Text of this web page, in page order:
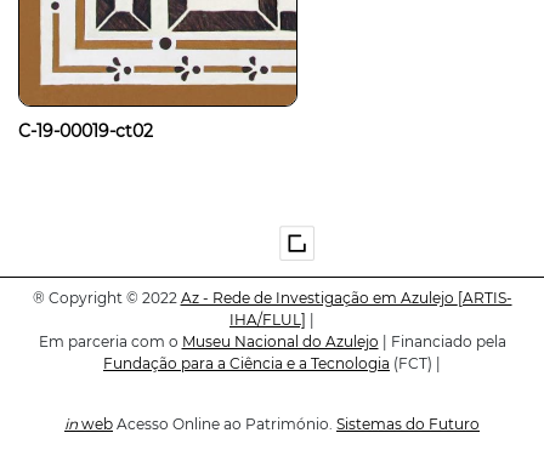
C-19-00019-ct02
® Copyright © 2022 Az - Rede de Investigação em Azulejo [ARTIS-
IHA/FLUL]
Em parceria com o Museu Nacional do Azulejo | Financiado pela
Fundação para a Ciência e a Tecnologia (FCT) |
in web Acesso Online ao Património. Sistemas do Futuro